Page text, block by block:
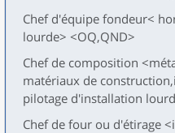
Chef d'équipe fondeur<
lourde> <OQ,QND>
Chef de composition
matériaux de
pilotage d'installation
Chef de four ou d'étirage